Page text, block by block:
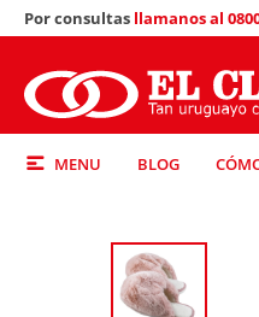
MENU BLOG
Por consultas llamanos al